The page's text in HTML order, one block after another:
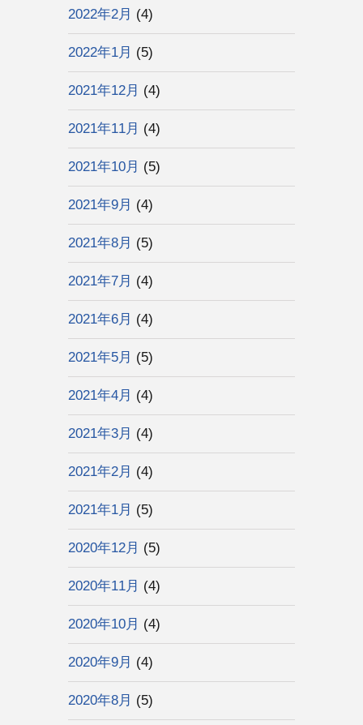
2022年2月 (4)
2022年1月 (5)
2021年12月 (4)
2021年11月 (4)
2021年10月 (5)
2021年9月 (4)
2021年8月 (5)
2021年7月 (4)
2021年6月 (4)
2021年5月 (5)
2021年4月 (4)
2021年3月 (4)
2021年2月 (4)
2021年1月 (5)
2020年12月 (5)
2020年11月 (4)
2020年10月 (4)
2020年9月 (4)
2020年8月 (5)